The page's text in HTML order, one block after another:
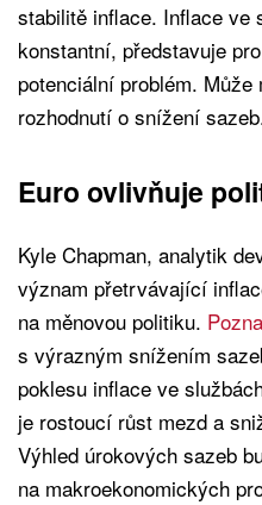
stabilitě inflace. Inflace ve
konstantní, představuje
potenciální problém.
rozhodnutí o snížení
Euro ovlivňuje
Kyle Chapman, analytik
význam přetrvávající
na měnovou politiku.
s výrazným snížením
poklesu inflace ve
je rostoucí růst mezd a
Výhled úrokových sazeb
na makroekonomických